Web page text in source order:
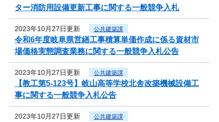
ター消防用設備更新工事に関する一般競争入札
2023年10月27日更新 公共建築課
令和6年度岐阜県営繕工事積算単価作成に係る資材市
場価格実態調査業務に関する一般競争入札公告
2023年10月27日更新 公共建築課
【教工第5-123号】岐山高等学校北舎改築機械設備工
事に関する一般競争入札公告
2023年10月27日更新 公共建築課